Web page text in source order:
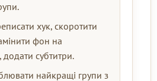
хук, скоротити
фон на
додати субтитри.
найкращі групи з